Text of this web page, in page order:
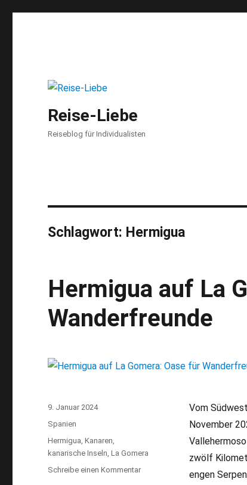
Reise-Liebe
Reiseblog für Individualisten
Schlagwort: Hermigua
Hermigua auf La
Wanderfreunde
Vom
November
zwölf
engen
Veröffentlicht
am
9. Januar 2024
Kategorien
Spanien
Schlagwörter
Hermigua ,Kanaren
kanarische Inseln ,La Gomera
Schreibe einen Kommentar